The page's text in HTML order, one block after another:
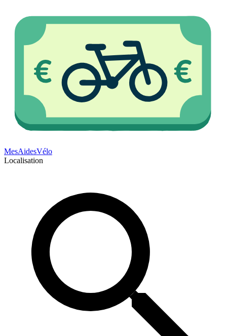
MesAidesVélo
Localisation